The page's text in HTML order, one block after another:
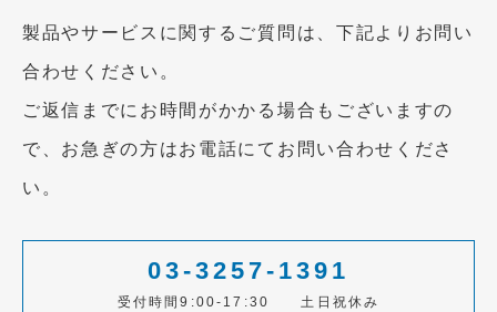
製品やサービスに関するご質問は、下記よりお問い
合わせください。
ご返信までにお時間がかかる場合もございますの
で、お急ぎの方はお電話にてお問い合わせくださ
い。
03-3257-1391
受付時間9:00-17:30 土日祝休み